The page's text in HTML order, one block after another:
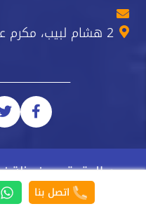
2 هشام لبيب، مكرم عبيد، مدينة نصر
الضريبي 223-743-723اتصل بنا